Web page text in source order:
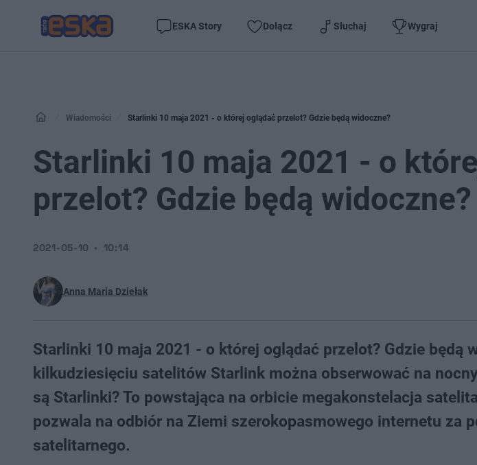
ESKA Story Dołącz Słuchaj Wygraj
Wiadomości Starlinki 10 maja 2021 - o której oglądać przelot? Gdzie będą widoczne?
Starlinki 10 maja 2021 - o
przelot? Gdzie będą widoczne?
Anna Maria Dziełak
2021-05-10 10:14
Starlinki 10 maja 2021 - o której oglądać przelot? Gdzie będą
kilkudziesięciu satelitów Starlink można obserwować na
są Starlinki? To powstająca na orbicie megakonstelacja
pozwala na odbiór na Ziemi szerokopasmowego internetu za
satelitarnego.